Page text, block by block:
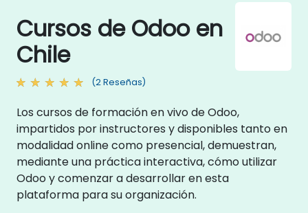
Cursos de Odoo en
Chile
(2 Reseñas)
Los cursos de formación en vivo de Odoo,
impartidos por instructores y disponibles tanto en
modalidad online como presencial, demuestran,
mediante una práctica interactiva, cómo utilizar
Odoo y comenzar a desarrollar en esta
plataforma para su organización.